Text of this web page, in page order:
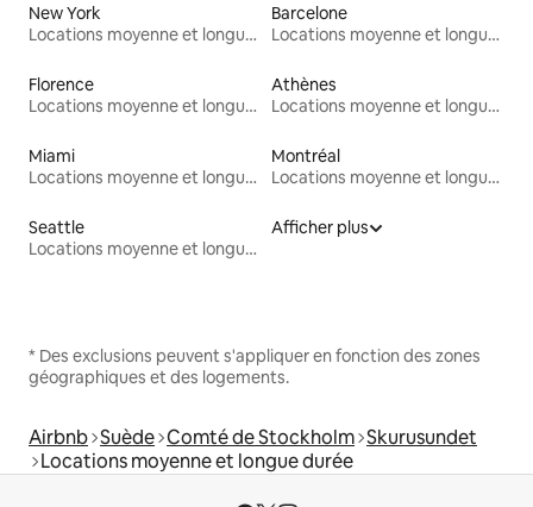
New York
Locations moyenne et longue durée
Barcelone
Locations moyenne et longue durée
Florence
Locations moyenne et longue durée
Athènes
Locations moyenne et longue durée
Miami
Locations moyenne et longue durée
Montréal
Locations moyenne et longue durée
Seattle
Locations moyenne et longue durée
Afficher plus
* Des exclusions peuvent s'appliquer en fonction des zones
géographiques et des logements.
Airbnb Suède Comté de Stockholm Skurusundet
Locations moyenne et longue durée